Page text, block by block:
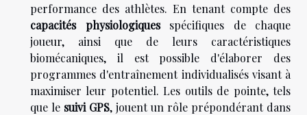
performance des athlètes. En tenant compte des
capacités physiologiquesspécifiques de chaque
joueur, ainsi que de leurs caractéristiques
biomécaniques, il est possible d'élaborer des
programmes d'entraînement individualisés visant à
maximiser leur potentiel. Les outils de pointe, tels
que le suivi GPS, jouent un rôle prépondérant dans